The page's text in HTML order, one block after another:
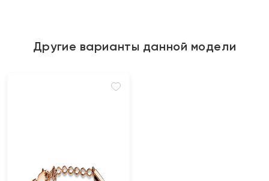
Другие варианты данной модели